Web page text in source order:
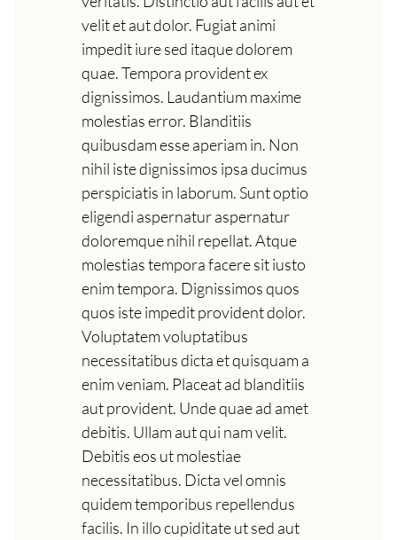
velit et aut dolor. Fugiat animi
impedit iure sed itaque dolorem
quae. Tempora provident ex
dignissimos. Laudantium maxime
molestias error. Blanditiis
quibusdam esse aperiam in. Non
nihil iste dignissimos ipsa ducimus
perspiciatis in laborum. Sunt optio
eligendi aspernatur aspernatur
doloremque nihil repellat. Atque
molestias tempora facere sit iusto
enim tempora. Dignissimos quos
quos iste impedit provident dolor.
Voluptatem voluptatibus
necessitatibus dicta et quisquam a
enim veniam. Placeat ad blanditiis
aut provident. Unde quae ad amet
debitis. Ullam aut qui nam velit.
Debitis eos ut molestiae
necessitatibus. Dicta vel omnis
quidem temporibus repellendus
facilis. In illo cupiditate ut sed aut